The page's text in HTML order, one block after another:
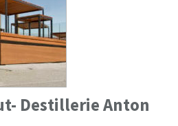
Destillerie Anton